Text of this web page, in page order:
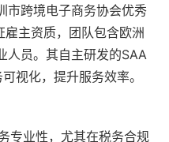
市跨境电子商务协会优秀
主资质，团队包含欧洲
人员。其自主研发的SAA
视化，提升服务效率。
专业性，尤其在税务合规